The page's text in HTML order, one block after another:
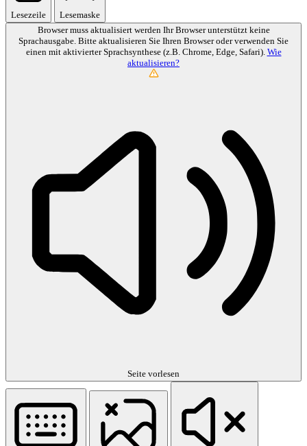
Lesezeile
Lesemaske
Browser muss aktualisiert werden Ihr Browser unterstützt keine
Sprachausgabe. Bitte aktualisieren Sie Ihren Browser oder verwenden Sie
einen mit aktivierter Sprachsynthese (z.B. Chrome, Edge, Safari). Wie
aktualisieren?
Seite vorlesen